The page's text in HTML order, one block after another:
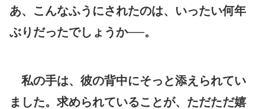
あ、こんなふうにされたのは、いったい何年
ぶりだったでしょうか──。
私の手は、彼の背中にそっと添えられてい
ました。求められていることが、ただただ嬉